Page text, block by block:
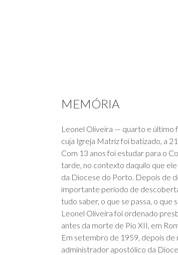
MEMÓRIA
Leonel Oliveira — quarto e último
cuja Igreja Matriz foi batizado, a
Com 13 anos foi estudar para o
tarde, no contexto daquilo que
da Diocese do Porto. Depois de
importante período de
tudo saber, o que se passa, o que
Leonel Oliveira foi ordenado
antes da morte de Pio XII, em
Em setembro de 1959, depois
administrador apostólico da